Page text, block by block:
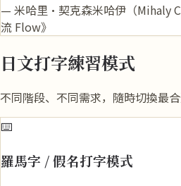
— 米哈里·契克森米哈伊（Mihaly
流 Flow》
日文打字練習模式
不同階段、不同需求，隨時切換最
⌨️
羅馬字 / 假名打字模式